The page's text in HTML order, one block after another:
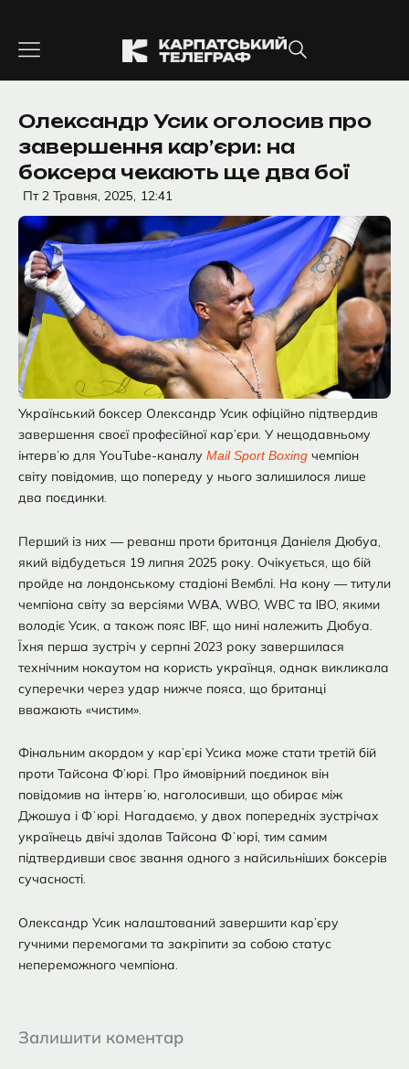
вмісту
Олександр Усик оголосив про
завершення кар’єри: на
боксера чекають ще два бої
Пт 2 Травня, 2025, 12:41
Український боксер Олександр Усик офіційно підтвердив
завершення своєї професійної кар’єри. У нещодавньому
інтерв’ю для YouTube-каналу Mail Sport Boxing чемпіон
світу повідомив, що попереду у нього залишилося лише
два поєдинки.
Перший із них — реванш проти британця Даніеля Дюбуа,
який відбудеться 19 липня 2025 року. Очікується, що бій
пройде на лондонському стадіоні Вемблі. На кону — титули
чемпіона світу за версіями WBA, WBO, WBC та IBO, якими
володіє Усик, а також пояс IBF, що нині належить Дюбуа.
Їхня перша зустріч у серпні 2023 року завершилася
технічним нокаутом на користь українця, однак викликала
суперечки через удар нижче пояса, що британці
вважають «чистим».
Фінальним акордом у кар’єрі Усика може стати третій бій
проти Тайсона Ф’юрі. Про ймовірний поєдинок він
повідомив на інтервʼю, наголосивши, що обирає між
Джошуа і Фʼюрі. Нагадаємо, у двох попередніх зустрічах
українець двічі здолав Тайсона Фʼюрі, тим самим
підтвердивши своє звання одного з найсильніших боксерів
сучасності.
Олександр Усик налаштований завершити кар’єру
гучними перемогами та закріпити за собою статус
непереможного чемпіона.
Залишити коментар